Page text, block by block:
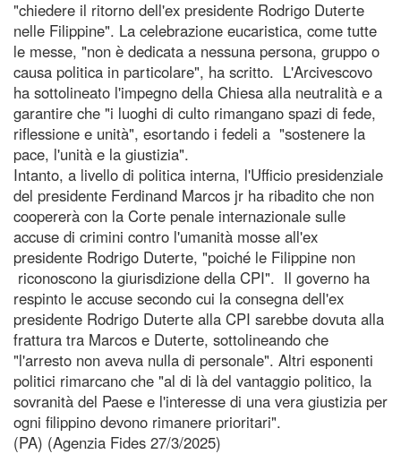
"chiedere il ritorno dell'ex presidente Rodrigo Duterte
nelle Filippine". La celebrazione eucaristica, come tutte
le messe, "non è dedicata a nessuna persona, gruppo o
causa politica in particolare", ha scritto. L'Arcivescovo
ha sottolineato l'impegno della Chiesa alla neutralità e a
garantire che "i luoghi di culto rimangano spazi di fede,
riflessione e unità", esortando i fedeli a "sostenere la
pace, l'unità e la giustizia".
Intanto, a livello di politica interna, l'Ufficio presidenziale
del presidente Ferdinand Marcos jr ha ribadito che non
coopererà con la Corte penale internazionale sulle
accuse di crimini contro l'umanità mosse all'ex
presidente Rodrigo Duterte, "poiché le Filippine non
riconoscono la giurisdizione della CPI". Il governo ha
respinto le accuse secondo cui la consegna dell'ex
presidente Rodrigo Duterte alla CPI sarebbe dovuta alla
frattura tra Marcos e Duterte, sottolineando che
"l'arresto non aveva nulla di personale". Altri esponenti
politici rimarcano che "al di là del vantaggio politico, la
sovranità del Paese e l'interesse di una vera giustizia per
ogni filippino devono rimanere prioritari".
(PA) (Agenzia Fides 27/3/2025)